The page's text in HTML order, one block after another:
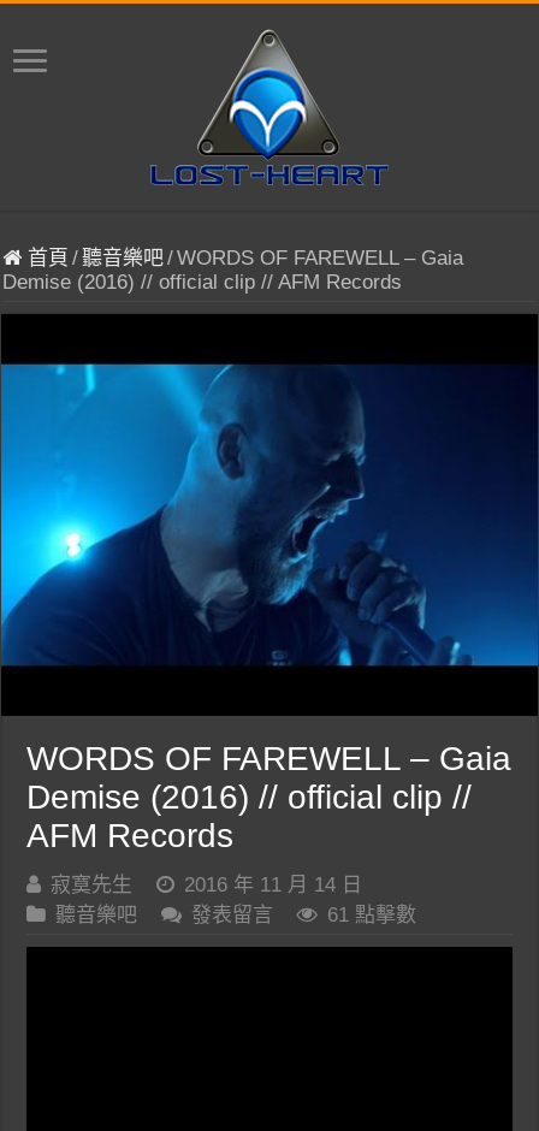
首頁 /聽音樂吧/WORDS OF FAREWELL – Gaia
Demise (2016) // official clip // AFM Records
WORDS OF FAREWELL – Gaia
Demise (2016) // official clip //
AFM Records
寂寞先生
2016 年 11 月 14 日
聽音樂吧
發表留言 61 點擊數